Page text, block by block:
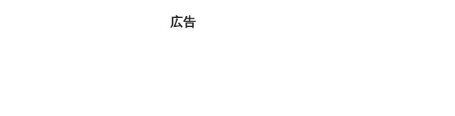
広告